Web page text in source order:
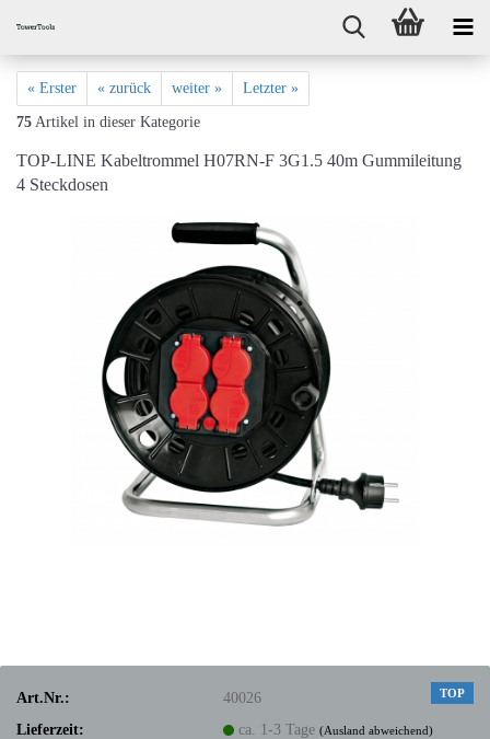
« Erster « zurück weiter » Letzter »
75 Artikel in dieser Kategorie
TOP-LINE Kabeltrommel H07RN-F 3G1.5 40m Gummileitung
4 Steckdosen
TOP
Art.Nr.:
40026
Lieferzeit:
ca. 1-3 Tage(Ausland abweichend)